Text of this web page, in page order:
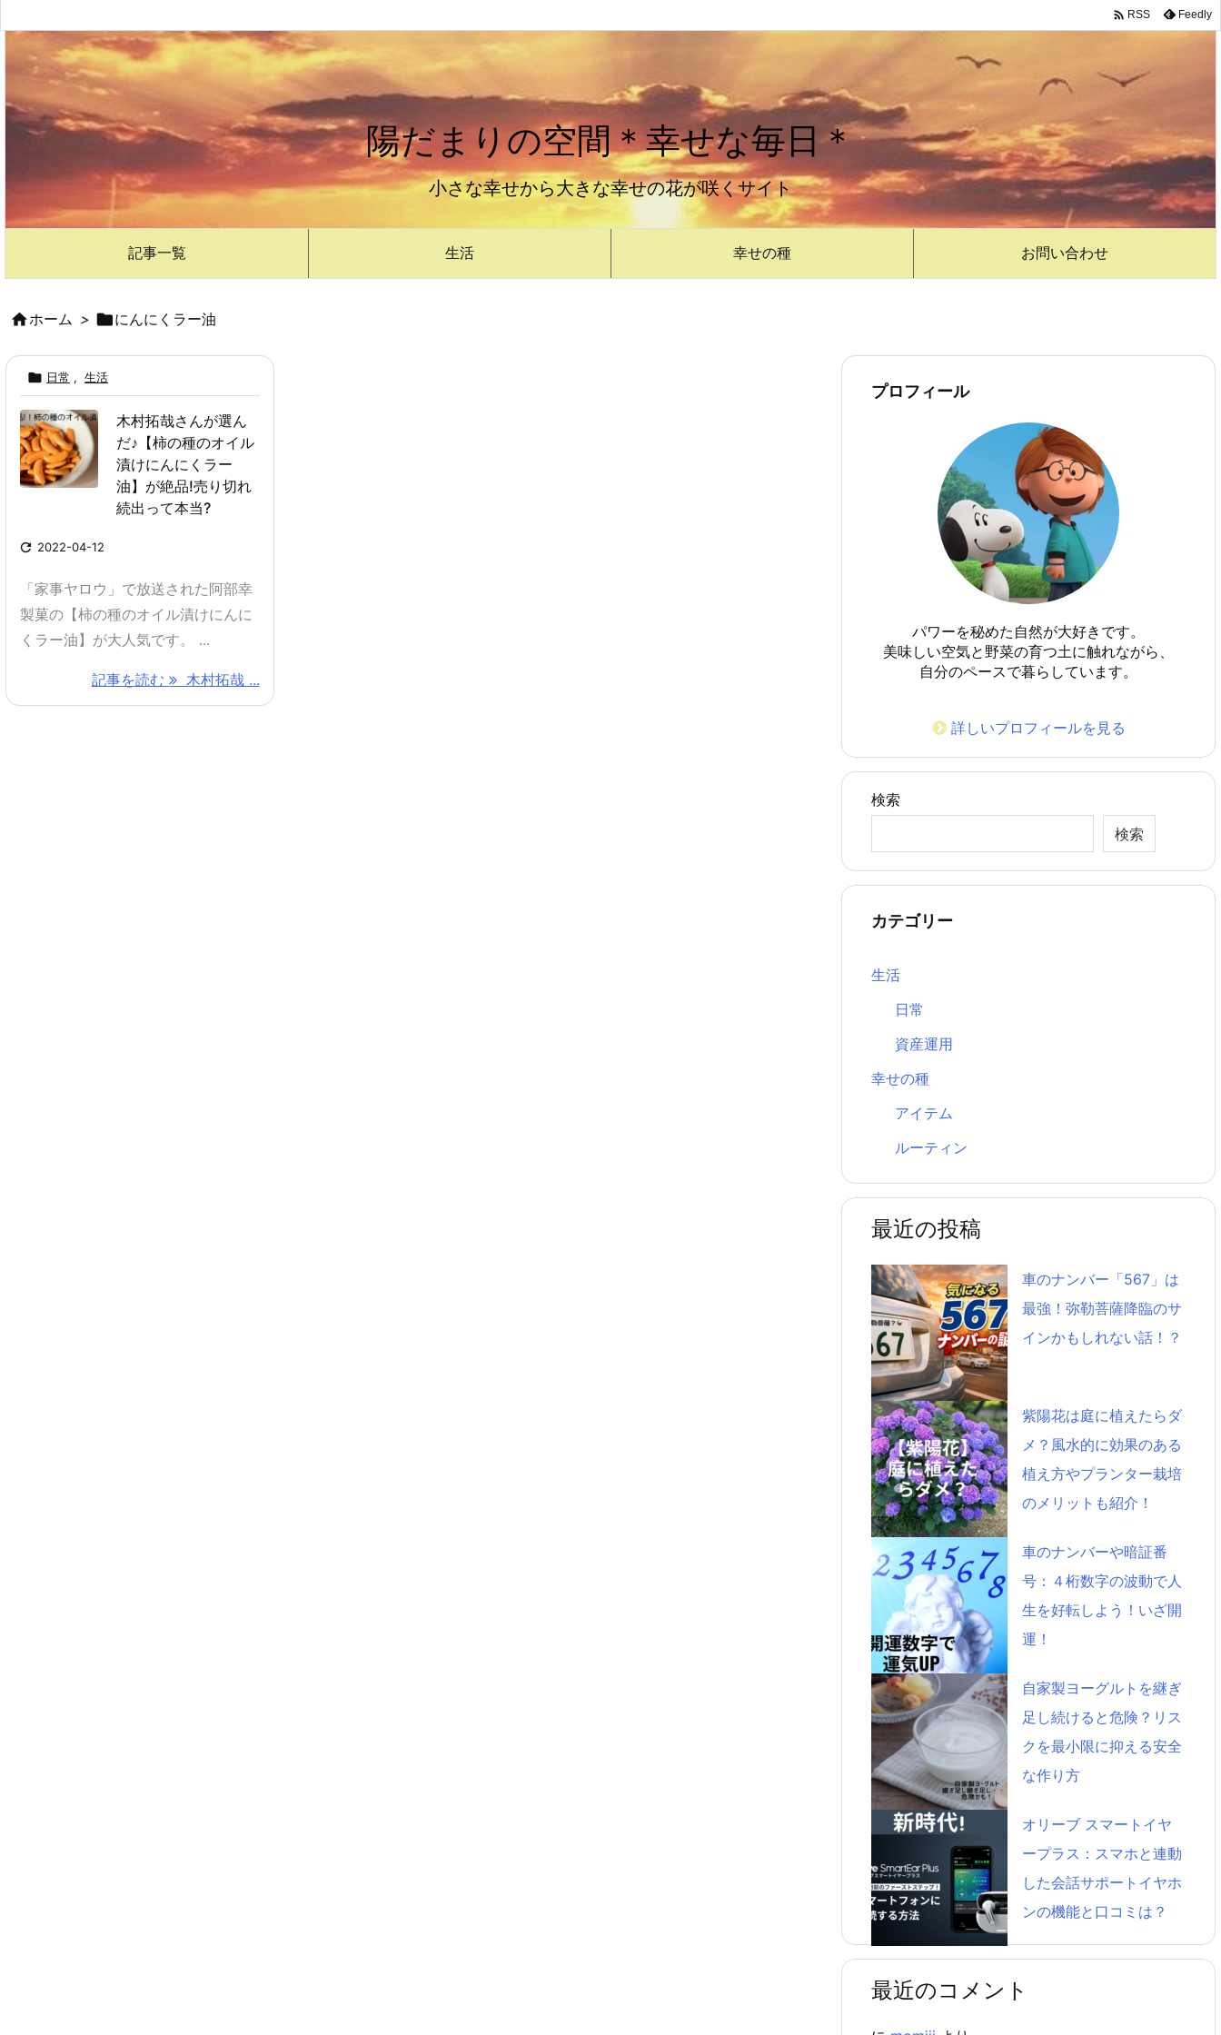
陽だまりの空間＊幸せな毎日＊
小さな幸せから大きな幸せの花が咲くサイト
記事一覧 生活 幸せの種 お問い合わせ
 RSS Feedly
ホーム > にんにくラー油
 日常 , 生活
木村拓哉さんが選ん
だ♪【柿の種のオイル
漬けにんにくラー
油】が絶品!売り切れ
続出って本当?
 2022-04-12
「家事ヤロウ」で放送された阿部幸
製菓の【柿の種のオイル漬けにんに
くラー油】が大人気です。 ...
記事を読む 木村拓哉 ...
プロフィール
パワーを秘めた自然が大好きです。
美味しい空気と野菜の育つ土に触れながら、
自分のペースで暮らしています。
詳しいプロフィールを見る
検索
検索
カテゴリー
生活
日常
資産運用
幸せの種
アイテム
ルーティン
最近の投稿
車のナンバー「567」は
最強！弥勒菩薩降臨のサ
インかもしれない話！？
紫陽花は庭に植えたらダ
メ？風水的に効果のある
植え方やプランター栽培
のメリットも紹介！
車のナンバーや暗証番
号：４桁数字の波動で人
生を好転しよう！いざ開
運！
自家製ヨーグルトを継ぎ
足し続けると危険？リス
クを最小限に抑える安全
な作り方
オリーブ スマートイヤ
ープラス：スマホと連動
した会話サポートイヤホ
ンの機能と口コミは？
最近のコメント